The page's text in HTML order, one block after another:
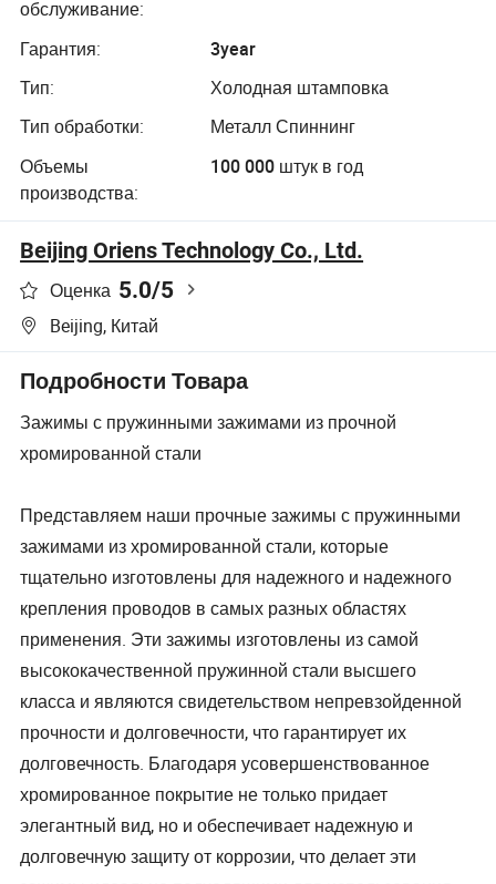
обслуживание:
Гарантия:
3year
Тип:
Холодная штамповка
Тип обработки:
Металл Спиннинг
Объемы
производства:
100 000 штук в год
Beijing Oriens Technology Co., Ltd.
Оценка 5.0/5
Beijing, Китай
Подробности Товара
Зажимы с пружинными зажимами из прочной
хромированной стали
Представляем наши прочные зажимы с пружинными
зажимами из хромированной стали, которые
тщательно изготовлены для надежного и надежного
крепления проводов в самых разных областях
применения. Эти зажимы изготовлены из самой
высококачественной пружинной стали высшего
класса и являются свидетельством непревзойденной
прочности и долговечности, что гарантирует их
долговечность. Благодаря усовершенствованное
хромированное покрытие не только придает
элегантный вид, но и обеспечивает надежную и
долговечную защиту от коррозии, что делает эти